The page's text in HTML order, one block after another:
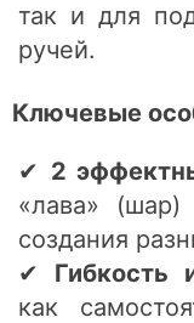
так и для
ручей.
Ключевые
✔ 2
«лава»
создания
✔ Гибкость
как